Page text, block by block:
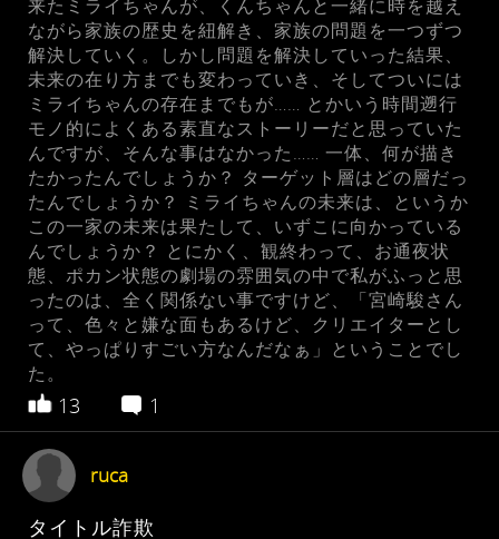
来たミライちゃんが、くんちゃんと一緒に時を越え
ながら家族の歴史を紐解き、家族の問題を一つずつ
解決していく。しかし問題を解決していった結果、
未来の在り方までも変わっていき、そしてついには
ミライちゃんの存在までもが…… とかいう時間遡行
モノ的によくある素直なストーリーだと思っていた
んですが、そんな事はなかった…… 一体、何が描き
たかったんでしょうか？ ターゲット層はどの層だっ
たんでしょうか？ ミライちゃんの未来は、というか
この一家の未来は果たして、いずこに向かっている
んでしょうか？ とにかく、観終わって、お通夜状
態、ポカン状態の劇場の雰囲気の中で私がふっと思
ったのは、全く関係ない事ですけど、「宮崎駿さん
って、色々と嫌な面もあるけど、クリエイターとし
て、やっぱりすごい方なんだなぁ」ということでし
た。
13 1
ruca
タイトル詐欺